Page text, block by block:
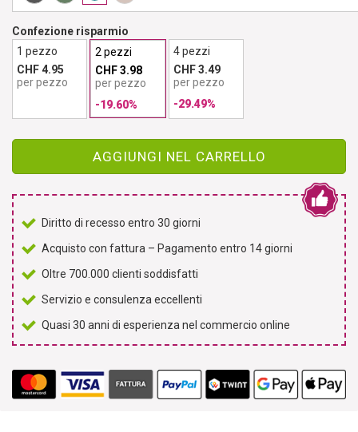
Confezione risparmio
1 pezzo
CHF 4.95
per pezzo
2 pezzi
CHF 3.98
per pezzo
-19.60%
4 pezzi
CHF 3.49
per pezzo
-29.49%
AGGIUNGI NEL CARRELLO
Diritto di recesso entro 30 giorni
Acquisto con fattura – Pagamento entro 14 giorni
Oltre 700.000 clienti soddisfatti
Servizio e consulenza eccellenti
Quasi 30 anni di esperienza nel commercio online